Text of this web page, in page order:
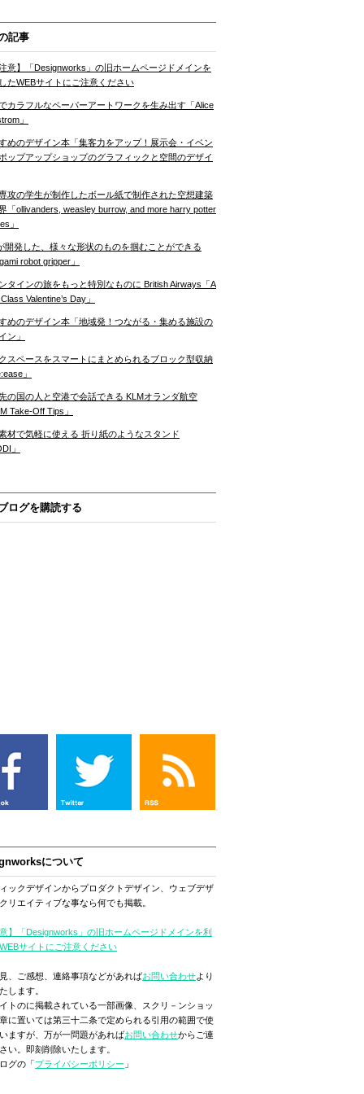
記事
意】「Designworks」の旧ホームページドメインを
たWEBサイトにご注意ください
カラフルなペーパーアートワークを生み出す「Alice
」
めのデザイン本「集客力をアップ！展示会・イベン
ップアップショップのグラフィックと空間のデザイ
攻の学生が制作したボール紙で制作された空想建築
「ollivanders, weasley burrow, and more harry potter
」
開発した、様々な形状のものを掴むことができる
robot gripper」
タインの旅をもっと特別なものに British Airways「A
Valentine’s Day」
めのデザイン本「地域発！つながる・集める施設の
ン」
スペースをスマートにまとめられるブロック型収納
」
の国の人と空港で会話できる KLMオランダ航空
Take-Off Tips」
材で気軽に使える 折り紙のようなスタンド
」
ログを購読する
について
ックデザインからプロダクトデザイン、ウェブデザ
リエイティブな事なら何でも掲載。
】「Designworks」の旧ホームページドメインを利
サイトにご注意ください
、ご感想、連絡事項などがあればお問い合わせより
します。
トのに掲載されている一部画像、スクリ－ンショッ
に置いては第三十二条で定められる引用の範囲で使
ますが、万が一問題があればお問い合わせからご連
い。即刻削除いたします。
グの「プライバシーポリシー 」